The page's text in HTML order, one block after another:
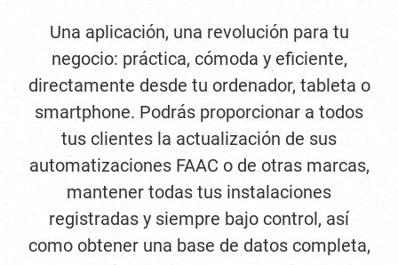
Una aplicación, una revolución para tu
negocio: práctica, cómoda y eficiente,
directamente desde tu ordenador, tableta o
smartphone. Podrás proporcionar a todos
tus clientes la actualización de sus
automatizaciones FAAC o de otras marcas,
mantener todas tus instalaciones
registradas y siempre bajo control, así
como obtener una base de datos completa,